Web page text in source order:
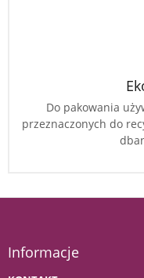
Do pakowania
przeznaczonych do
Informacje